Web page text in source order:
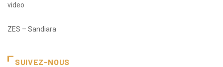
video
ZES – Sandiara
SUIVEZ-NOUS